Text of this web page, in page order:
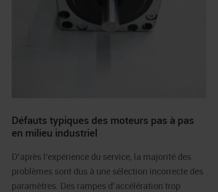
Défauts typiques des moteurs pas à pas
en milieu industriel
D’après l’expérience du service, la majorité des
problèmes sont dus à une sélection incorrecte des
paramètres. Des rampes d’accélération trop